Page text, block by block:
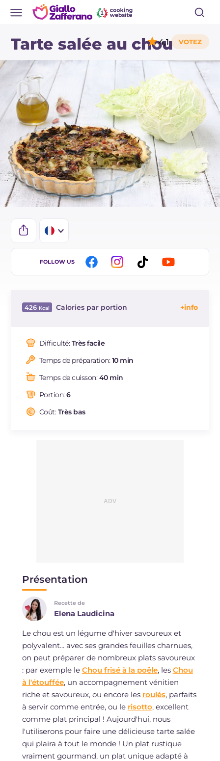
Tarte salée au chou
4,1
IT
BR
FOLLOW US
426 Calories par portion
Dont sucres
Protéine
Graisses
Fibre
Cholestérol
Difficulté:Très facile
Temps de préparation:10 min
Temps de cuisson:40 min
Portion:6
Coût:Très bas
Présentation
Recette de
Elena Laudicina
Le chou est un légume d'hiver savoureux et
polyvalent... avec ses grandes feuilles charnues,
on peut préparer de nombreux plats savoureux
: par exemple le Chou frisé à la poêle, les Chou
à l'étouffée, un accompagnement vénitien
riche et savoureux, ou encore les roulés, parfaits
à servir comme entrée, ou le risotto, excellent
comme plat principal ! Aujourd'hui, nous
l'utiliserons pour faire une délicieuse tarte salée
qui plaira à tout le monde ! Un plat rustique
vraiment gourmand, un plat unique adapté à